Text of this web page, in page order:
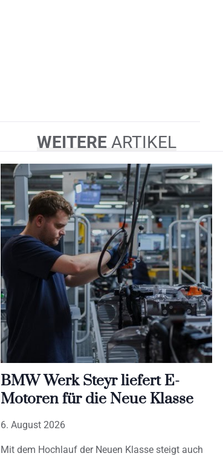
WEITERE ARTIKEL
BMW Werk Steyr liefert E-
Motoren für die Neue Klasse
6. August 2026
Mit dem Hochlauf der Neuen Klasse steigt auch